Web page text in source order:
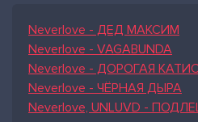
Neverlove - ДЕД МАКСИМ
Neverlove - VAGABUNDA
Neverlove - ДОРОГАЯ
Neverlove - ЧЁРНАЯ ДЫРА
Neverlove, UNLUVD -